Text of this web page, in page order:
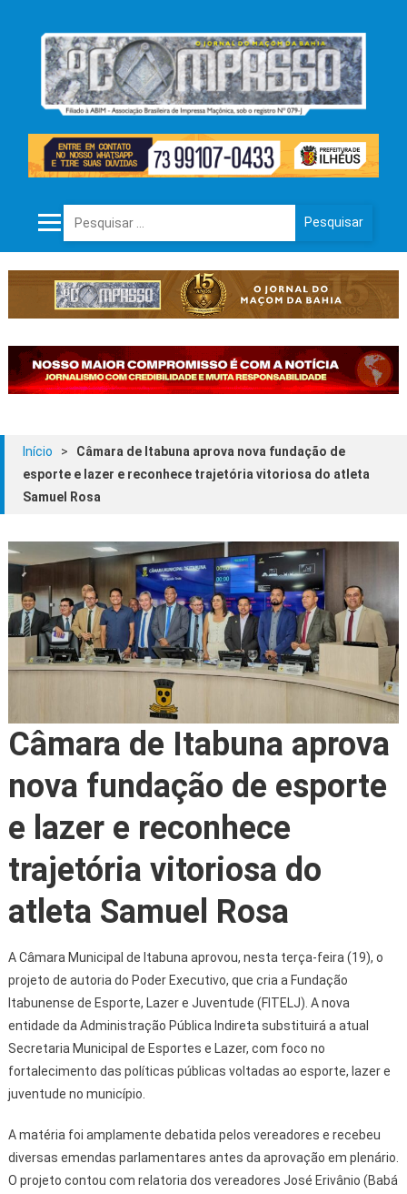
Pesquisar por:
Início >
Câmara de Itabuna aprova nova fundação de
esporte e lazer e reconhece trajetória vitoriosa do atleta
Samuel Rosa
Câmara de Itabuna aprova
nova fundação de esporte
e lazer e reconhece
trajetória vitoriosa do
atleta Samuel Rosa
A Câmara Municipal de Itabuna aprovou, nesta terça-feira (19), o
projeto de autoria do Poder Executivo, que cria a Fundação
Itabunense de Esporte, Lazer e Juventude (FITELJ). A nova
entidade da Administração Pública Indireta substituirá a atual
Secretaria Municipal de Esportes e Lazer, com foco no
fortalecimento das políticas públicas voltadas ao esporte, lazer e
juventude no município.
A matéria foi amplamente debatida pelos vereadores e recebeu
diversas emendas parlamentares antes da aprovação em plenário.
O projeto contou com relatoria dos vereadores José Erivânio (Babá